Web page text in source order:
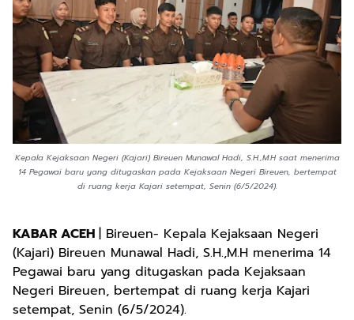
Kepala Kejaksaan Negeri (Kajari) Bireuen Munawal Hadi, S.H.,M.H saat menerima
14 Pegawai baru yang ditugaskan pada Kejaksaan Negeri Bireuen, bertempat
di ruang kerja Kajari setempat, Senin (6/5/2024).
KABAR ACEH | Bireuen- Kepala Kejaksaan Negeri
(Kajari) Bireuen Munawal Hadi, S.H.,M.H menerima 14
Pegawai baru yang ditugaskan pada Kejaksaan
Negeri Bireuen, bertempat di ruang kerja Kajari
setempat, Senin (6/5/2024).